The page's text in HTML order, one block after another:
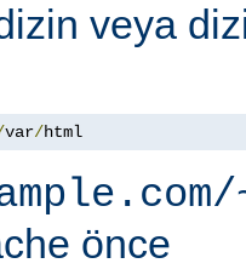
veya
var/html
önce